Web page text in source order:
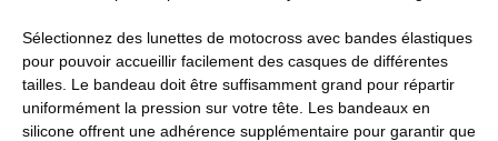
Sélectionnez des lunettes de motocross avec bandes élastiques
pour pouvoir accueillir facilement des casques de différentes
tailles. Le bandeau doit être suffisamment grand pour répartir
uniformément la pression sur votre tête. Les bandeaux en
silicone offrent une adhérence supplémentaire pour garantir que